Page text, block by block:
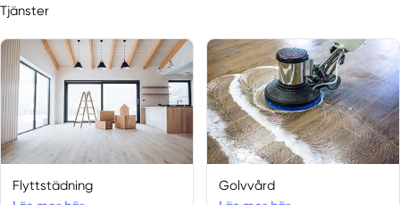
Idkerberget
Idre
Insjön
Krylbo
Långshyttan
Leksand
Lima
Tjänster
Flyttstädning
Golvvård